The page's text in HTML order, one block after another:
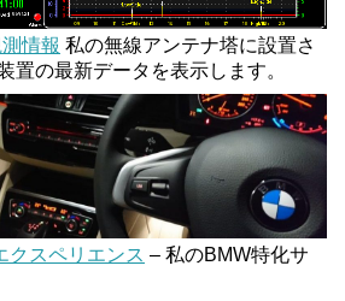
情報 私の無線アンテナ塔に設置さ
置の最新データを表示します。
クスペリエンス – 私のBMW特化サ